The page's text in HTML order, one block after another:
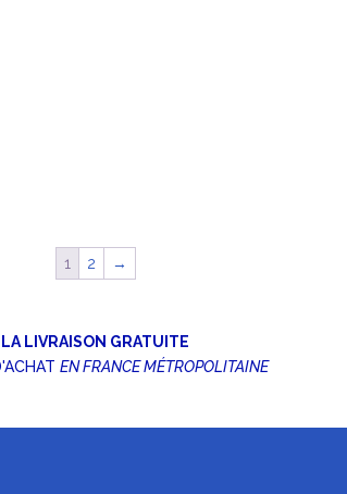
1 2 →
LA LIVRAISON GRATUITE
EN FRANCE MÉTROPOLITAINE